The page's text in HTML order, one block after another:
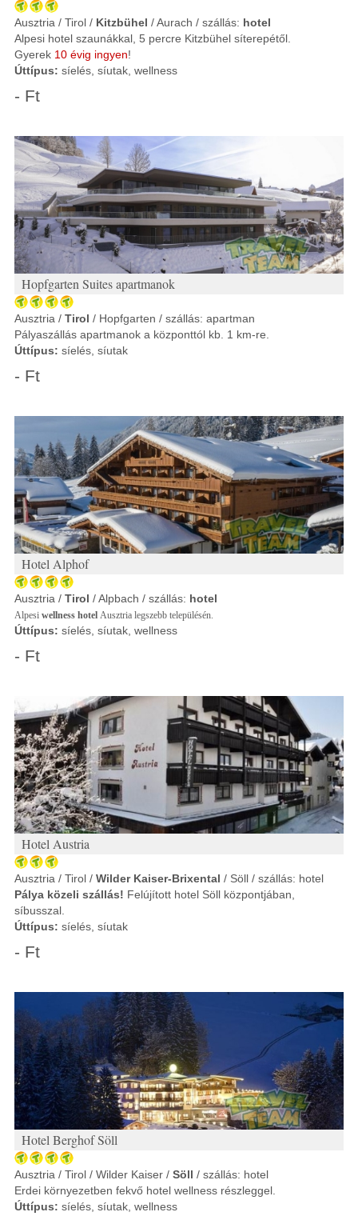
Ausztria / Tirol / Kitzbühel / Aurach / szállás: hotel
Alpesi hotel szaunákkal, 5 percre Kitzbühel síterepétől.
Gyerek 10 évig ingyen!
Úttípus: síelés, síutak, wellness
- Ft
Hopfgarten Suites apartmanok
Ausztria / Tirol / Hopfgarten / szállás: apartman
Pályaszállás apartmanok a központtól kb. 1 km-re.
Úttípus: síelés, síutak
- Ft
Hotel Alphof
Ausztria / Tirol / Alpbach / szállás: hotel
Alpesi wellness hotel Ausztria legszebb településén.
Úttípus: síelés, síutak, wellness
- Ft
Hotel Austria
Ausztria / Tirol / Wilder Kaiser-Brixental / Söll / szállás: hotel
Pálya közeli szállás! Felújított hotel Söll központjában,
síbusszal.
Úttípus: síelés, síutak
- Ft
Hotel Berghof Söll
Ausztria / Tirol / Wilder Kaiser / Söll / szállás: hotel
Erdei környezetben fekvő hotel wellness részleggel.
Úttípus: síelés, síutak, wellness